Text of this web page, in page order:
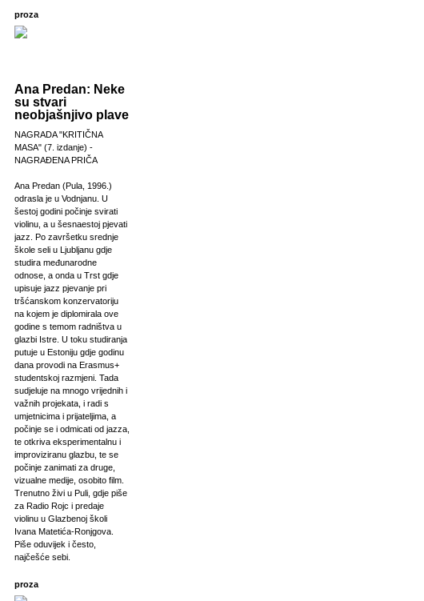
proza
Ana Predan: Neke
su stvari
neobjašnjivo plave
NAGRADA "KRITIČNA
MASA" (7. izdanje) -
NAGRAĐENA PRIČA
Ana Predan (Pula, 1996.)
odrasla je u Vodnjanu. U
šestoj godini počinje svirati
violinu, a u šesnaestoj pjevati
jazz. Po završetku srednje
škole seli u Ljubljanu gdje
studira međunarodne
odnose, a onda u Trst gdje
upisuje jazz pjevanje pri
tršćanskom konzervatoriju
na kojem je diplomirala ove
godine s temom radništva u
glazbi Istre. U toku studiranja
putuje u Estoniju gdje godinu
dana provodi na Erasmus+
studentskoj razmjeni. Tada
sudjeluje na mnogo vrijednih i
važnih projekata, i radi s
umjetnicima i prijateljima, a
počinje se i odmicati od jazza,
te otkriva eksperimentalnu i
improviziranu glazbu, te se
počinje zanimati za druge,
vizualne medije, osobito film.
Trenutno živi u Puli, gdje piše
za Radio Rojc i predaje
violinu u Glazbenoj školi
Ivana Matetića-Ronjgova.
Piše oduvijek i često,
najčešće sebi.
proza